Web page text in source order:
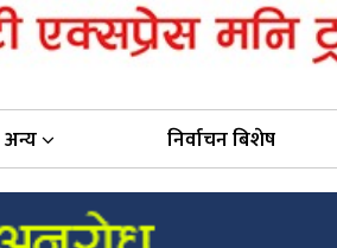
अन्य निर्वाचन बिशेष